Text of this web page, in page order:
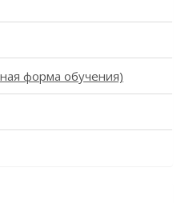
форма обучения)